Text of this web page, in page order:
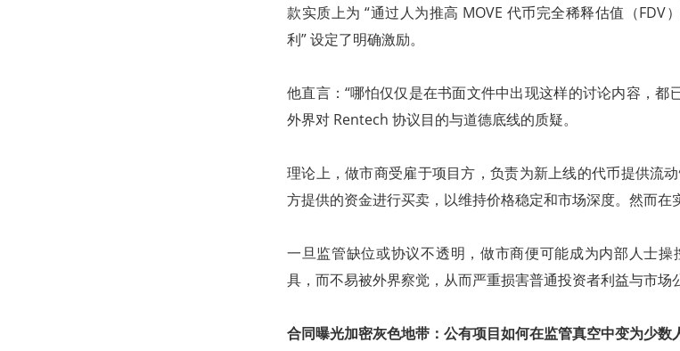
款实质上为 “通过人为推高 MOVE 代币完全稀释估值（FDV
利” 设定了明确激励。
他直言：“哪怕仅仅是在书面文件中出现这样的讨论内容，都
外界对 Rentech 协议目的与道德底线的质疑。
理论上，做市商受雇于项目方，负责为新上线的代币提供流
方提供的资金进行买卖，以维持价格稳定和市场深度。然而在
一旦监管缺位或协议不透明，做市商便可能成为内部人士
具，而不易被外界察觉，从而严重损害普通投资者利益与市场
合同曝光加密灰色地带：公有项目如何在监管真空中变为少数